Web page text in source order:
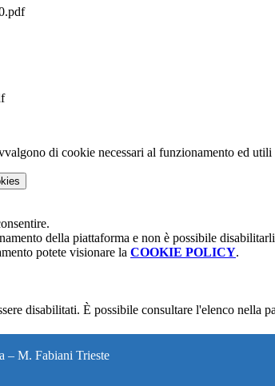
di cookie necessari al funzionamento ed
della piattaforma e non è possibile
potete visionare la COOKIE POLICY.
disabilitati. È possibile consultare l'elenco nella
– M. Fabiani Trieste